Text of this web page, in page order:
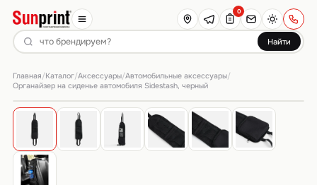
Найти
0
Главная/Каталог/Аксессуары/Автомобильные аксессуары/
Органайзер на сиденье автомобиля Sidestash, черный